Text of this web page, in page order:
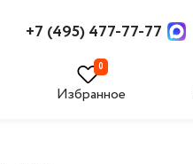
+7 (495) 477-77-77
0
Избранное